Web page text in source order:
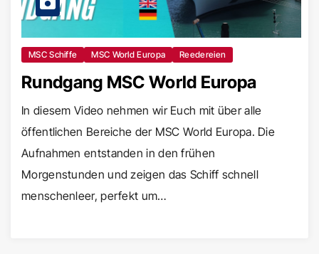
MSC Schiffe MSC World Europa Reedereien
Rundgang MSC World Europa
In diesem Video nehmen wir Euch mit über alle
öffentlichen Bereiche der MSC World Europa. Die
Aufnahmen entstanden in den frühen
Morgenstunden und zeigen das Schiff schnell
menschenleer, perfekt um…